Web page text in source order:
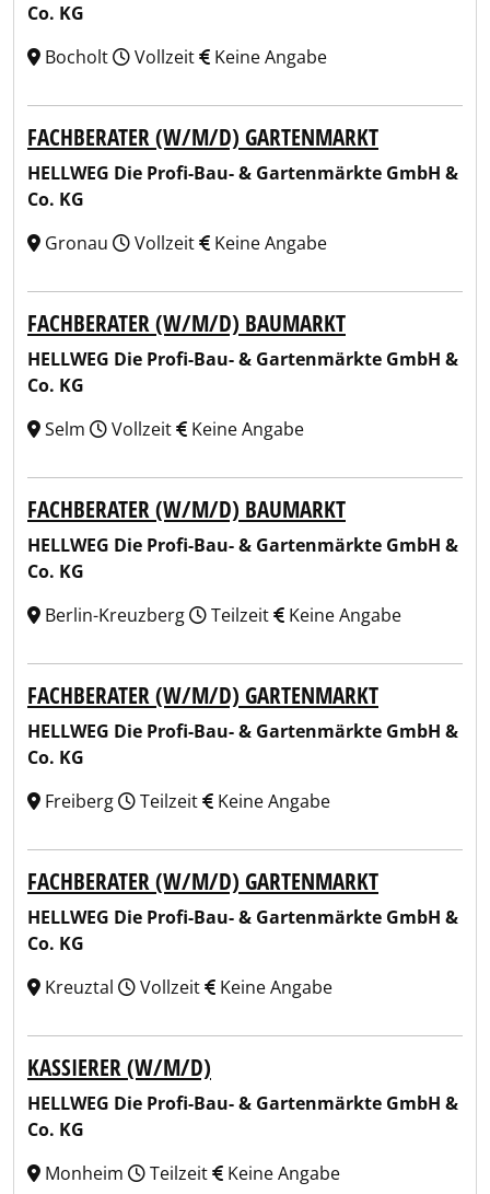
Co. KG
Bocholt
Vollzeit Keine Angabe
FACHBERATER (W/M/D) GARTENMARKT
HELLWEG Die Profi-Bau- & Gartenmärkte GmbH &
Co. KG
Gronau
Vollzeit Keine Angabe
FACHBERATER (W/M/D) BAUMARKT
HELLWEG Die Profi-Bau- & Gartenmärkte GmbH &
Co. KG
Selm
Vollzeit Keine Angabe
FACHBERATER (W/M/D) BAUMARKT
HELLWEG Die Profi-Bau- & Gartenmärkte GmbH &
Co. KG
Berlin-Kreuzberg
Teilzeit Keine Angabe
FACHBERATER (W/M/D) GARTENMARKT
HELLWEG Die Profi-Bau- & Gartenmärkte GmbH &
Co. KG
Freiberg
Teilzeit Keine Angabe
FACHBERATER (W/M/D) GARTENMARKT
HELLWEG Die Profi-Bau- & Gartenmärkte GmbH &
Co. KG
Kreuztal
Vollzeit Keine Angabe
KASSIERER (W/M/D)
HELLWEG Die Profi-Bau- & Gartenmärkte GmbH &
Co. KG
Monheim
Teilzeit Keine Angabe